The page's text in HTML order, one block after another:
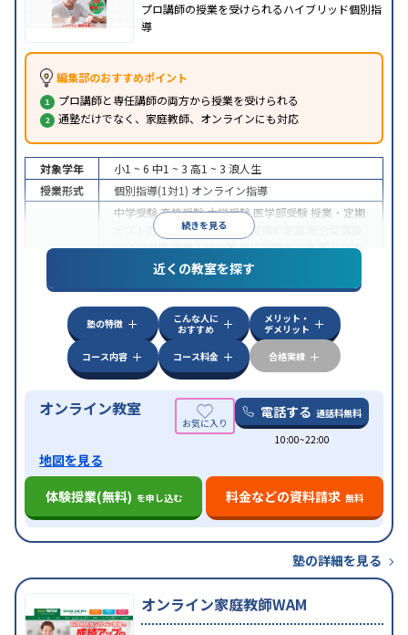
プロ講師の授業を受けられるハイブリッド個別指
導
編集部のおすすめポイント
プロ講師と専任講師の両方から授業を受けられる
通塾だけでなく、家庭教師、オンラインにも対応
続きを見る
対象学年 小1 ~ 6 中1 ~ 3 高1 ~ 3 浪人生
授業形式
個別指導(1対1) オンライン指導
中学受験高校受験大学受験 医学部受験 授業・定期
テスト対策
内申点対策 学習習慣の定着
(旧AO)対策推薦入試対策学校別特化対策国公立大
私大対策共通テスト対策
英語・英会話特化
特徴
中高一貫校生に対応授業の振替可能 不登校生に対
オンライン対応 1科目から受講可能季節講習の
みの受講可
自習室あり
近くの教室を探す
塾の特徴
こんな人に
おすすめ
メリット・
デメリット
コース内容
コース料金 合格実績
オンライン教室 電話する 通話料無料
10:00~22:00
地図を見る
体験授業(無料) を申し込む 料金などの資料請求 無料
塾の詳細を見る
オンライン家庭教師WAM